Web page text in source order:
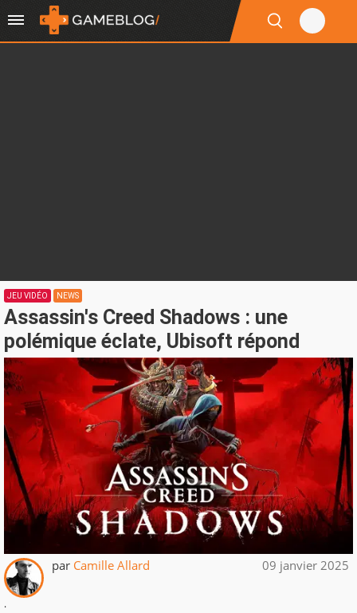
JEU VIDÉO NEWS
Assassin's Creed Shadows : une
polémique éclate, Ubisoft répond
par Camille Allard 09 janvier 2025
.